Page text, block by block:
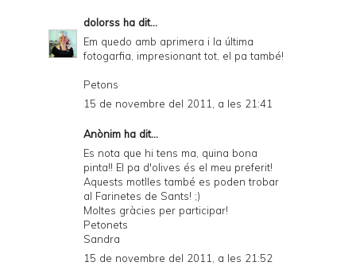
dolorss ha dit...
Em quedo amb aprimera i la última
fotogarfia, impresionant tot, el pa també!
Petons
15 de novembre del 2011, a les 21:41
Anònim ha dit...
Es nota que hi tens ma, quina bona
pinta!! El pa d'olives és el meu preferit!
Aquests motlles també es poden trobar
al Farinetes de Sants! ;)
Moltes gràcies per participar!
Petonets
Sandra
15 de novembre del 2011, a les 21:52